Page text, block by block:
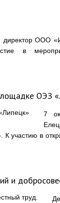
директор ООО
в
ОЭЗ
7
К участию в
и